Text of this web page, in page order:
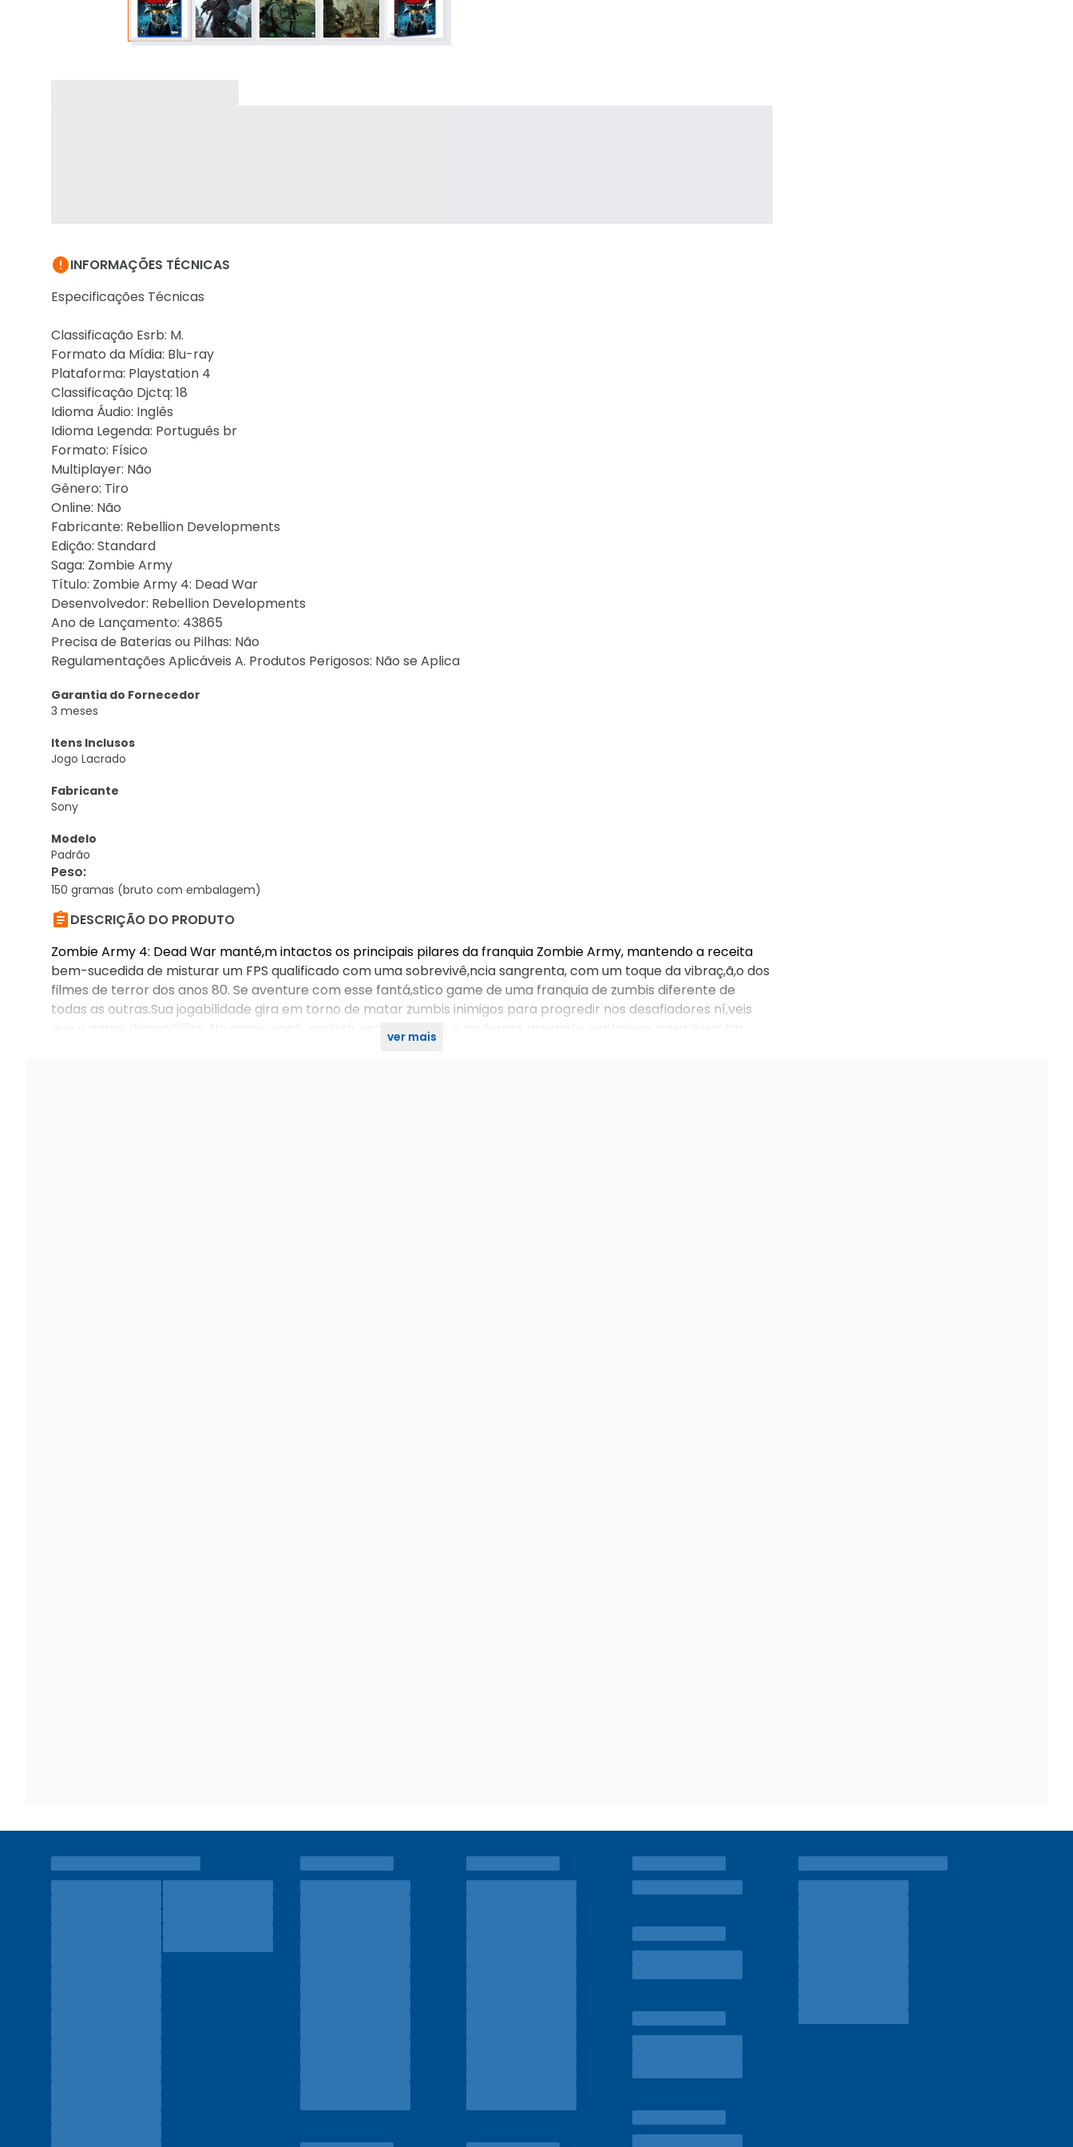
INFORMAÇÕES TÉCNICAS
Especificações Técnicas
Classificação Esrb: M.
Formato da Mídia: Blu-ray
Plataforma: Playstation 4
Classificação Djctq: 18
Idioma Áudio: Inglês
Idioma Legenda: Português br
Formato: Físico
Multiplayer: Não
Gênero: Tiro
Online: Não
Fabricante: Rebellion Developments
Edição: Standard
Saga: Zombie Army
Título: Zombie Army 4: Dead War
Desenvolvedor: Rebellion Developments
Ano de Lançamento: 43865
Precisa de Baterias ou Pilhas: Não
Regulamentações Aplicáveis A. Produtos Perigosos: Não se Aplica
Garantia do Fornecedor
3 meses
Itens Inclusos
Jogo Lacrado
Fabricante
Sony
Modelo
Padrão
Peso:
150 gramas (bruto com embalagem)
DESCRIÇÃO DO PRODUTO
Zombie Army 4: Dead War manté,m intactos os principais pilares da franquia Zombie Army, mantendo a receita
bem-sucedida de misturar um FPS qualificado com uma sobrevivê,ncia sangrenta, com um toque da vibraç,ã,o dos
filmes de terror dos anos 80. Se aventure com esse fantá,stico game de uma franquia de zumbis diferente de
todas as outras.Sua jogabilidade gira em torno de matar zumbis inimigos para progredir nos desafiadores ní,veis
que o game disponibiliza. No game, você, poderá, usar um vasto e poderoso arsenal e explosivos para derrotar
ver mais